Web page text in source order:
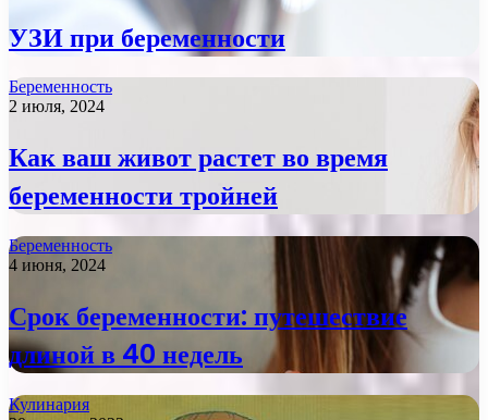
УЗИ при беременности
Беременность
2 июля, 2024
Как ваш живот растет во время
беременности тройней
Беременность
4 июня, 2024
Срок беременности: путешествие
длиной в 40 недель
Кулинария